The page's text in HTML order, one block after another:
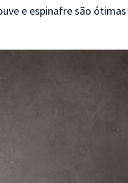
e espinafre são ótimas